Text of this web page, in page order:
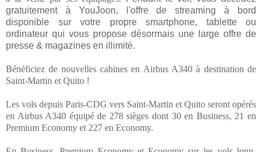
gratuitement à YouJoon, l'offre de streaming à bord
disponible sur votre propre smartphone, tablette ou
ordinateur qui vous propose désormais une large offre de
presse & magazines en illimité.
Bénéficiez de nouvelles cabines en Airbus A340 à destination de
Saint-Martin et Quito !
Les vols depuis Paris-CDG vers Saint-Martin et Quito seront opérés
en Airbus A340 équipé de 278 sièges dont 30 en Business, 21 en
Premium Economy et 227 en Economy.